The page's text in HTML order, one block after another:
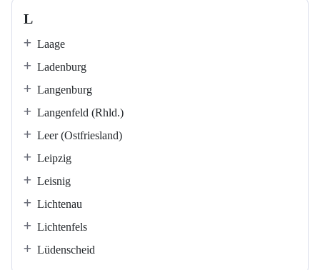
L
Laage
Ladenburg
Langenburg
Langenfeld (Rhld.)
Leer (Ostfriesland)
Leipzig
Leisnig
Lichtenau
Lichtenfels
Lüdenscheid